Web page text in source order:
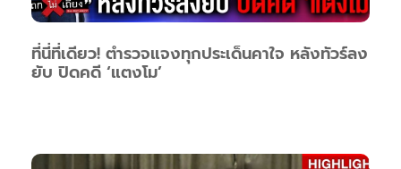
ที่นี่ที่เดียว! ตำรวจแจงทุกประเด็นคาใจ หลังทัวร์ลง
ยับ ปิดคดี ‘แตงโม’